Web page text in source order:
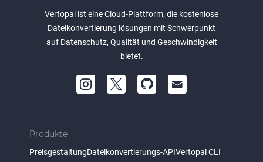
Vertopal ist eine Cloud-Plattform, die kostenlose
Dateikonvertierung lösungen mit Schwerpunkt
auf Datenschutz, Qualität und Geschwindigkeit
bietet.
Produkte
PreisgestaltungDateikonvertierungs-APIVertopal CLI